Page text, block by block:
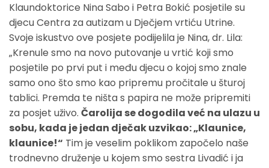
Klaundoktorice Nina Sabo i Petra Bokić posjetile su
djecu Centra za autizam u Dječjem vrtiću Utrine.
Svoje iskustvo ove posjete podijelila je Nina, dr. Lila:
„Krenule smo na novo putovanje u vrtić koji smo
posjetile po prvi put i među djecu o kojoj smo znale
samo ono što smo kao pripremu pročitale u šturoj
tablici. Premda te ništa s papira ne može pripremiti
za posjet uživo. Čarolija se dogodila već na ulazu u
sobu, kada je jedan dječak uzvikao: „Klaunice,
klaunice!“ Tim je veselim poklikom započelo naše
trodnevno druženje u kojem smo sestra Livadić i ja